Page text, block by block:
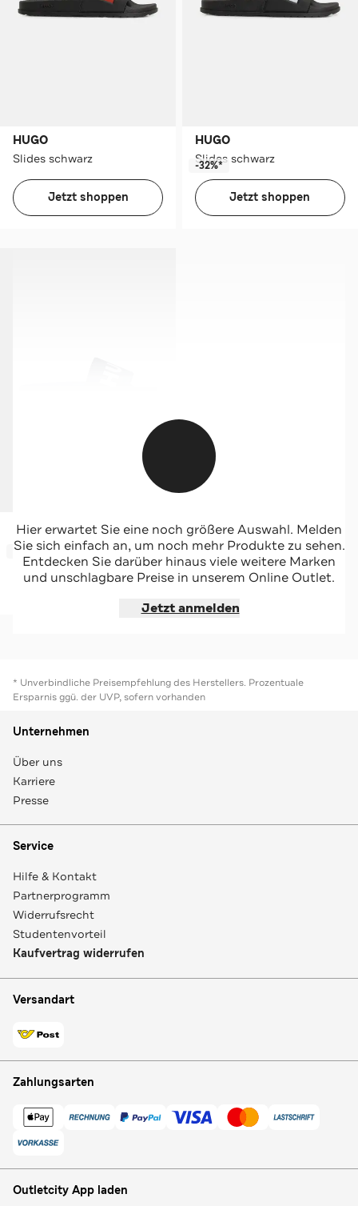
HUGO
Slides schwarz
Jetzt shoppen
HUGO
Slides schwarz
-32%*
Jetzt shoppen
HUGO
Slides dunkelblau
-34%*
Jetzt shoppen
Hier erwartet Sie eine noch größere Auswahl. Melden
Sie sich einfach an, um noch mehr Produkte zu sehen.
Entdecken Sie darüber hinaus viele weitere Marken
und unschlagbare Preise in unserem Online Outlet.
Jetzt anmelden
* Unverbindliche Preisempfehlung des Herstellers. Prozentuale
Ersparnis ggü. der UVP, sofern vorhanden
Unternehmen
Über uns
Karriere
Presse
Service
Hilfe & Kontakt
Partnerprogramm
Widerrufsrecht
Studentenvorteil
Kaufvertrag widerrufen
Versandart
Zahlungsarten
Outletcity App laden